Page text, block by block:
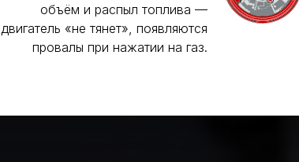
объём и распыл топлива —
двигатель «не тянет», появляются
провалы при нажатии на газ.